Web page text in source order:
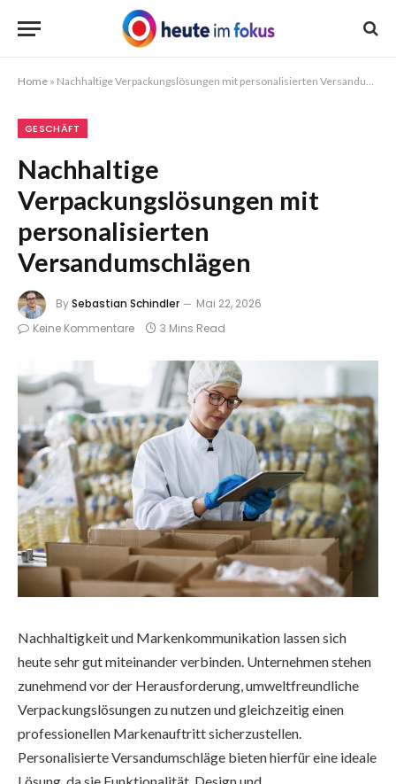
Home » Nachhaltige Verpackungslösungen mit personalisierten Versandumschlägen
GESCHÄFT
Nachhaltige
Verpackungslösungen mit
personalisierten
Versandumschlägen
BySebastian Schindler
Mai 22, 2026
Keine Kommentare
3 Mins Read
Nachhaltigkeit und Markenkommunikation lassen sich
heute sehr gut miteinander verbinden. Unternehmen stehen
zunehmend vor der Herausforderung, umweltfreundliche
Verpackungslösungen zu nutzen und gleichzeitig einen
professionellen Markenauftritt sicherzustellen.
Personalisierte Versandumschläge bieten hierfür eine ideale
Lösung, da sie Funktionalität, Design und